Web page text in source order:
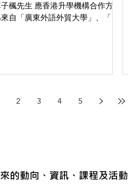
楓先生 應香港升學機構合作方邀
自「廣東外語外貿大學」、「湖
...
2 3 4 5
的動向、資訊、課程及活動